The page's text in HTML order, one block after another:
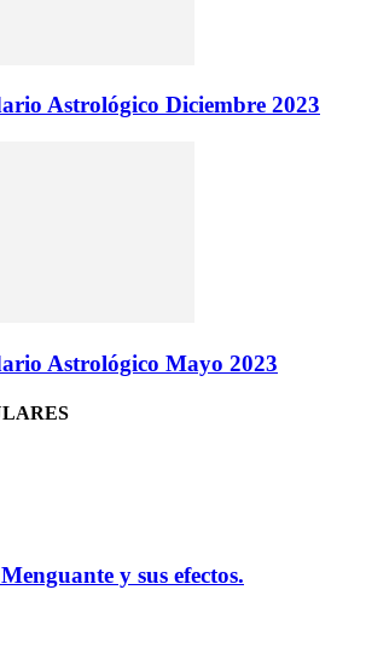
Astrológico Diciembre 2023
Astrológico Mayo 2023
y sus efectos.